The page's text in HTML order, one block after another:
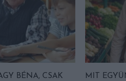
BÉNA, CSAK
MIT